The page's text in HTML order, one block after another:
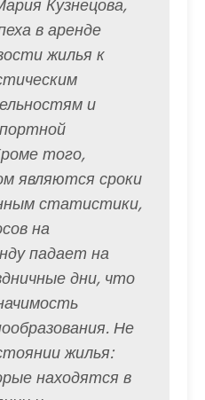
Кузнецова,
в аренде
жилья к
и
того,
являются сроки
статистики,
на
падает на
дни, что
Не
жилья:
находятся в